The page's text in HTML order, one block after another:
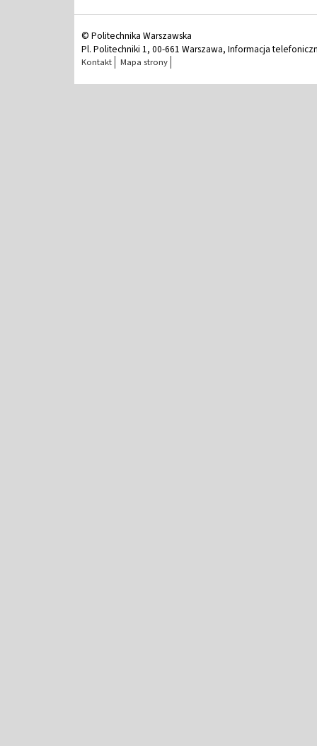
© Politechnika Warszawska
Pl. Politechniki 1, 00-661 Warszawa, Informacja
Kontakt Mapa strony